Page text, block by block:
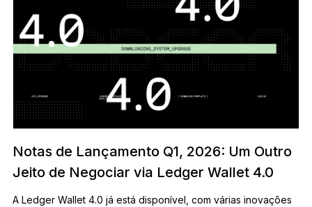
Notas de Lançamento Q1, 2026: Um Outro
Jeito de Negociar via Ledger Wallet 4.0
A Ledger Wallet 4.0 já está disponível, com várias inovações